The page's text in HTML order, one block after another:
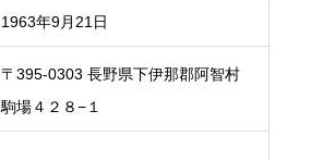
1963年9月21日
〒395-0303 長野県下伊那郡阿智村
駒場４２８−１